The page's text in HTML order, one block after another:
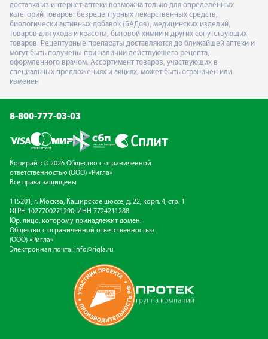
доставка из интернет-аптеки возможна только для определённых
категорий товаров: безрецептурных лекарственных средств,
биологически активных добавок (БАДов), медицинских изделий,
товаров для ухода и красоты, бытовой химии и других сопутствующих
товаров. Рецептурные препараты доставляются до ближайшей аптеки и
могут быть получены при наличии действующего рецепта,
оформленного врачом. Ассортимент товаров, участвующих в
специальных предложениях и акциях, может быть ограничен или
изменен
8-800-777-03-03
Копирайт: © 2026 Общество с ограниченной
ответственностью (ООО) «Ригла»
Все права защищены
115201, г. Москва, Каширское шоссе, д. 22, корп. 4, стр. 1
ОГРН 1027700271290; ИНН 7724211288
Юр. лицо, которому принадлежит домен:
Общество с ограниченной ответственностью
(ООО) «Ригла»
Электронная почта: info@rigla.ru